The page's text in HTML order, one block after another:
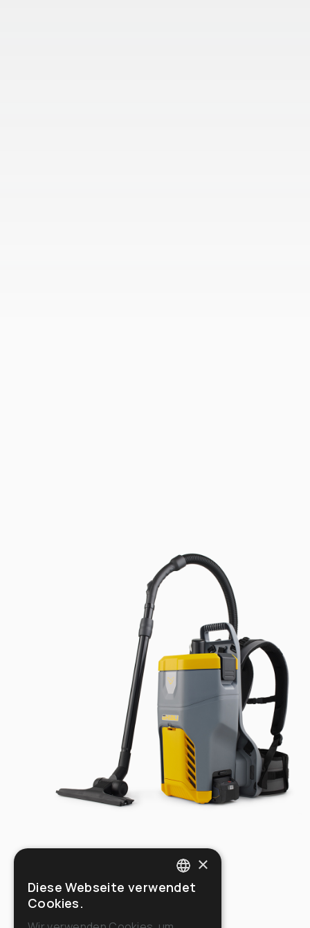
ITALIAN
×
Diese Webseite verwendet
Cookies.